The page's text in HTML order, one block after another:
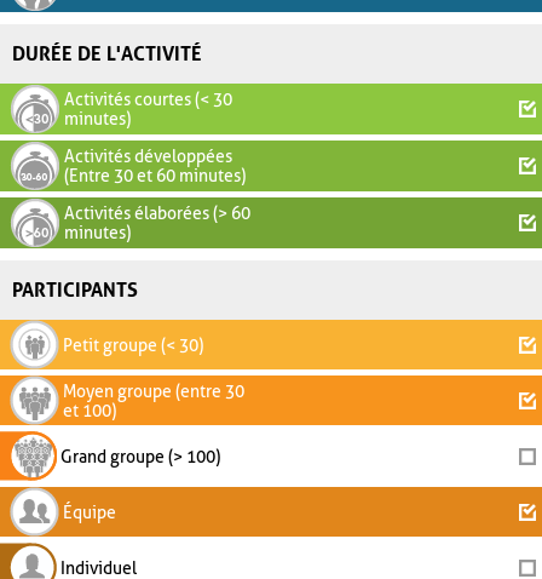
DURÉE DE L'ACTIVITÉ
Activités courtes (< 30
minutes)
Activités développées
(Entre 30 et 60 minutes)
Activités élaborées (> 60
minutes)
PARTICIPANTS
Petit groupe (< 30)
Moyen groupe (entre 30
et 100)
Grand groupe (> 100)
Équipe
Individuel